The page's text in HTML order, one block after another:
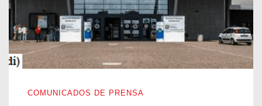
COMUNICADOS DE PRENSA